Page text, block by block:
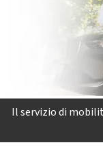
Il servizio di